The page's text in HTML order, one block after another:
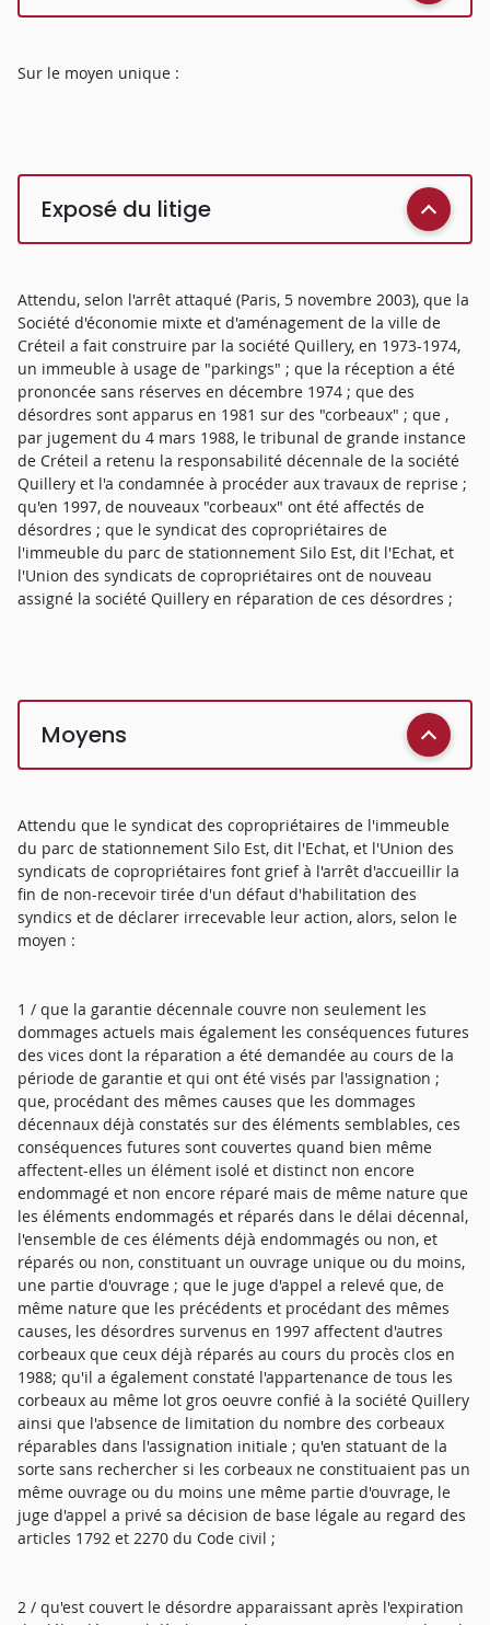
Sur le moyen unique :
Exposé du litige
Attendu, selon l'arrêt attaqué (Paris, 5 novembre 2003), que la
Société d'économie mixte et d'aménagement de la ville de
Créteil a fait construire par la société Quillery, en 1973-1974,
un immeuble à usage de "parkings" ; que la réception a été
prononcée sans réserves en décembre 1974 ; que des
désordres sont apparus en 1981 sur des "corbeaux" ; que ,
par jugement du 4 mars 1988, le tribunal de grande instance
de Créteil a retenu la responsabilité décennale de la société
Quillery et l'a condamnée à procéder aux travaux de reprise ;
qu'en 1997, de nouveaux "corbeaux" ont été affectés de
désordres ; que le syndicat des copropriétaires de
l'immeuble du parc de stationnement Silo Est, dit l'Echat, et
l'Union des syndicats de copropriétaires ont de nouveau
assigné la société Quillery en réparation de ces désordres ;
Moyens
Attendu que le syndicat des copropriétaires de l'immeuble
du parc de stationnement Silo Est, dit l'Echat, et l'Union des
syndicats de copropriétaires font grief à l'arrêt d'accueillir la
fin de non-recevoir tirée d'un défaut d'habilitation des
syndics et de déclarer irrecevable leur action, alors, selon le
moyen :
1 / que la garantie décennale couvre non seulement les
dommages actuels mais également les conséquences futures
des vices dont la réparation a été demandée au cours de la
période de garantie et qui ont été visés par l'assignation ;
que, procédant des mêmes causes que les dommages
décennaux déjà constatés sur des éléments semblables, ces
conséquences futures sont couvertes quand bien même
affectent-elles un élément isolé et distinct non encore
endommagé et non encore réparé mais de même nature que
les éléments endommagés et réparés dans le délai décennal,
l'ensemble de ces éléments déjà endommagés ou non, et
réparés ou non, constituant un ouvrage unique ou du moins,
une partie d'ouvrage ; que le juge d'appel a relevé que, de
même nature que les précédents et procédant des mêmes
causes, les désordres survenus en 1997 affectent d'autres
corbeaux que ceux déjà réparés au cours du procès clos en
1988; qu'il a également constaté l'appartenance de tous les
corbeaux au même lot gros oeuvre confié à la société Quillery
ainsi que l'absence de limitation du nombre des corbeaux
réparables dans l'assignation initiale ; qu'en statuant de la
sorte sans rechercher si les corbeaux ne constituaient pas un
même ouvrage ou du moins une même partie d'ouvrage, le
juge d'appel a privé sa décision de base légale au regard des
articles 1792 et 2270 du Code civil ;
2 / qu'est couvert le désordre apparaissant après l'expiration